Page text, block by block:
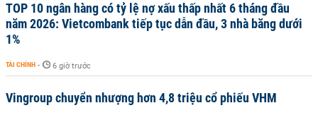
TOP 10 ngân hàng có tỷ lệ nợ xấu thấp nhất 6 tháng đầu
năm 2026: Vietcombank tiếp tục dẫn đầu, 3 nhà băng dưới
1%
TÀI CHÍNH - 6 giờ trước
Vingroup chuyển nhượng hơn 4,8 triệu cổ phiếu VHM